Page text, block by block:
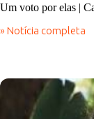
Um voto por elas |
» Notícia completa
Um
|